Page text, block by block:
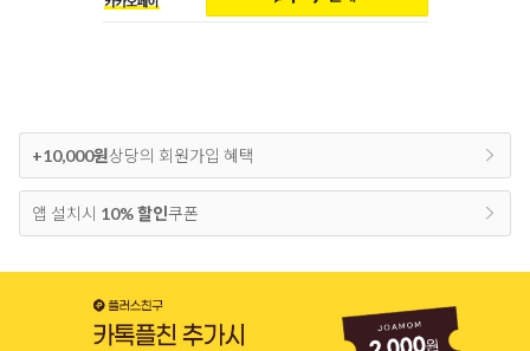
+10,000원상당의 회원가입 혜택
앱 설치시 10% 할인쿠폰